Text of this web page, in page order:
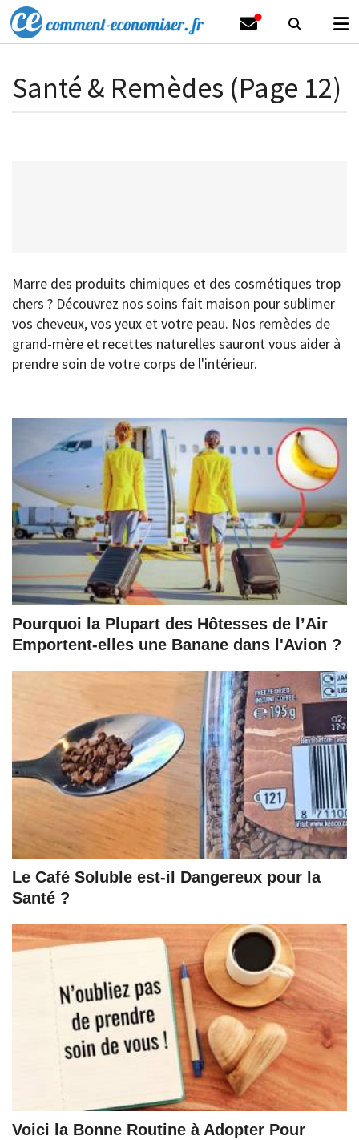
Santé & Remèdes (Page 12)
Marre des produits chimiques et des cosmétiques trop
chers ? Découvrez nos soins fait maison pour sublimer
vos cheveux, vos yeux et votre peau. Nos remèdes de
grand-mère et recettes naturelles sauront vous aider à
prendre soin de votre corps de l'intérieur.
Pourquoi la Plupart des Hôtesses de l’Air
Emportent-elles une Banane dans l'Avion ?
Le Café Soluble est-il Dangereux pour la
Santé ?
Voici la Bonne Routine à Adopter Pour